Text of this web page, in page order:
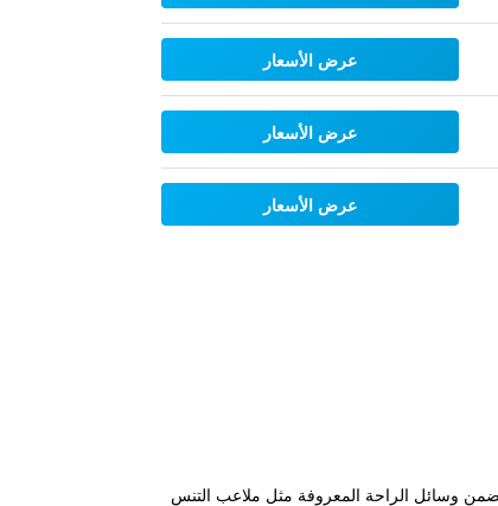
عرض الأسعار
عرض الأسعار
عرض الأسعار
وسائل الراحة المعروفة مثل ملاعب التنس